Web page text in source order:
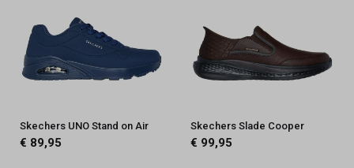
Skechers UNO Stand on Air
€ 89,95
Skechers Slade Cooper
€ 99,95